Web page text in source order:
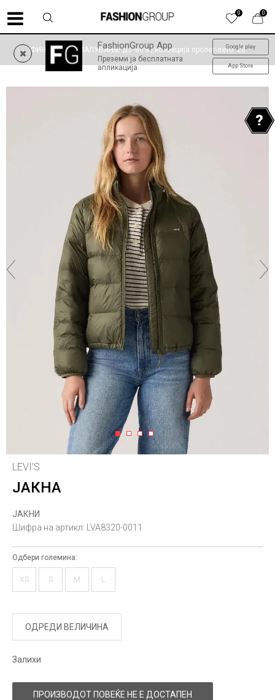
0
0
FashionGroup App
Преземи ја бесплатната
апликација
Google play
App Store
ФИНАЛНО НАМАЛУВАЊЕ до -60% | колекција пролет-лето '26
1 2 3 4
LEVI'S
ЈАКНА
ЈАКНИ
Шифра на артикл:
LVA8320-0011
Одбери големина:
XS S M L
ОДРЕДИ ВЕЛИЧИНА
Залихи
ПРОИЗВОДОТ ПОВЕЌЕ НЕ Е ДОСТАПЕН